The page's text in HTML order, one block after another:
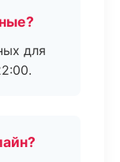
для